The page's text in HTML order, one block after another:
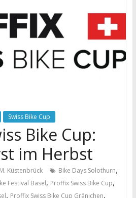
Swiss Bike Cup
Bike Cup:
im Herbst
Küstenbrück Bike Days Solothurn,
Festival Basel, Proffix Swiss Bike Cup,
, Proffix Swiss Bike Cup Gränichen,